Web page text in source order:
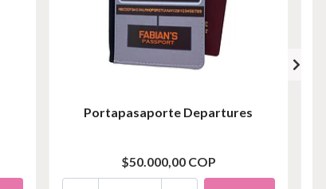
Portapasaporte Departures
$50.000,00 COP